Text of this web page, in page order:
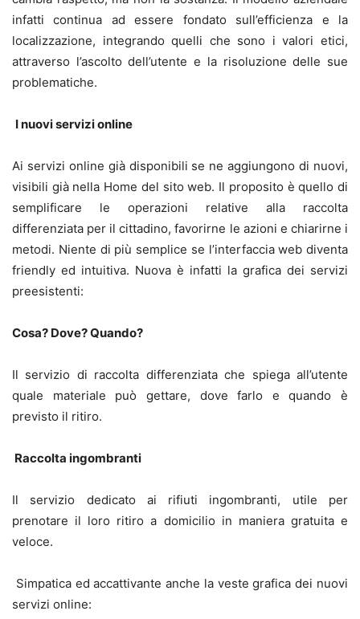
infatti continua ad essere fondato sull’efficienza e la
localizzazione, integrando quelli che sono i valori etici,
attraverso l’ascolto dell’utente e la risoluzione delle sue
problematiche.
I nuovi servizi online
Ai servizi online già disponibili se ne aggiungono di nuovi,
visibili già nella Home del sito web. Il proposito è quello di
semplificare le operazioni relative alla raccolta
differenziata per il cittadino, favorirne le azioni e chiarirne i
metodi. Niente di più semplice se l’interfaccia web diventa
friendly ed intuitiva. Nuova è infatti la grafica dei servizi
preesistenti:
Cosa? Dove? Quando?
Il servizio di raccolta differenziata che spiega all’utente
quale materiale può gettare, dove farlo e quando è
previsto il ritiro.
Raccolta ingombranti
Il servizio dedicato ai rifiuti ingombranti, utile per
prenotare il loro ritiro a domicilio in maniera gratuita e
veloce.
Simpatica ed accattivante anche la veste grafica dei nuovi
servizi online: